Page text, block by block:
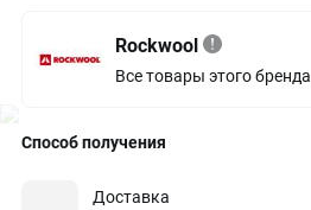
Rockwool
Все товары этого бренда
Способ получения
Доставка